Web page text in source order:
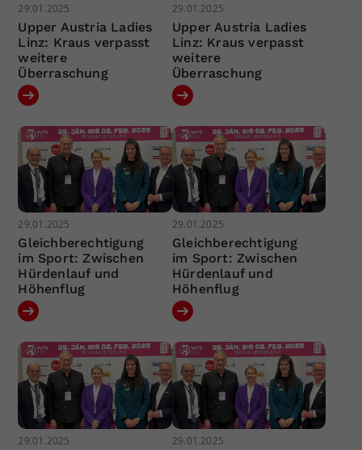
29.01.2025
Upper Austria Ladies
Linz: Kraus verpasst
weitere
Überraschung
29.01.2025
Upper Austria Ladies
Linz: Kraus verpasst
weitere
Überraschung
29.01.2025
Gleichberechtigung
im Sport: Zwischen
Hürdenlauf und
Höhenflug
29.01.2025
Gleichberechtigung
im Sport: Zwischen
Hürdenlauf und
Höhenflug
29.01.2025 29.01.2025